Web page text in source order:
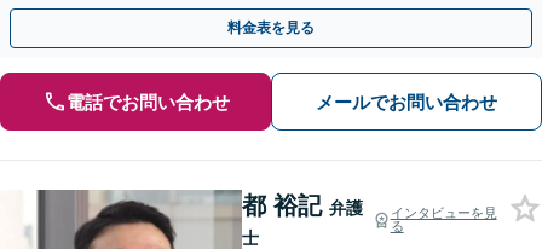
【電話／ビデオ相談OK】
料金表を見る
電話でお問い合わせ メールでお問い合わせ
都 裕記 弁護
士
インタビューを見
る